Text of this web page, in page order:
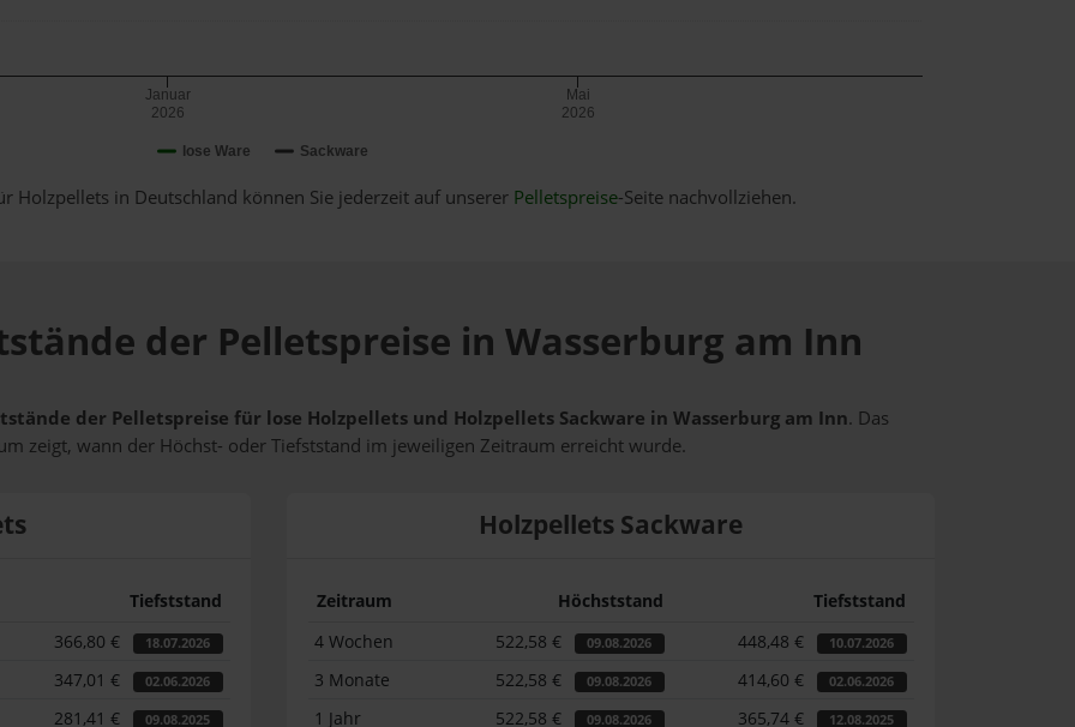
lose Ware Sackware
Januar
2026
Mai
2026
Holzpellets in Deutschland können Sie jederzeit auf unserer Pelletspreise-Seite nachvollziehen.
der Pelletspreise in Wasserburg am Inn
der Pelletspreise für lose Holzpellets und Holzpellets Sackware in Wasserburg am Inn. Das
zeigt, wann der Höchst- oder Tiefststand im jeweiligen Zeitraum erreicht wurde.
Tiefststand
366,80 € 18.07.2026
347,01 € 02.06.2026
281,41 € 09.08.2025
Holzpellets Sackware
Zeitraum Höchststand
Tiefststand
4 Wochen
522,58 € 09.08.2026 448,48 € 10.07.2026
3 Monate 522,58 € 09.08.2026 414,60 € 02.06.2026
1 Jahr 522,58 € 09.08.2026 365,74 € 12.08.2025